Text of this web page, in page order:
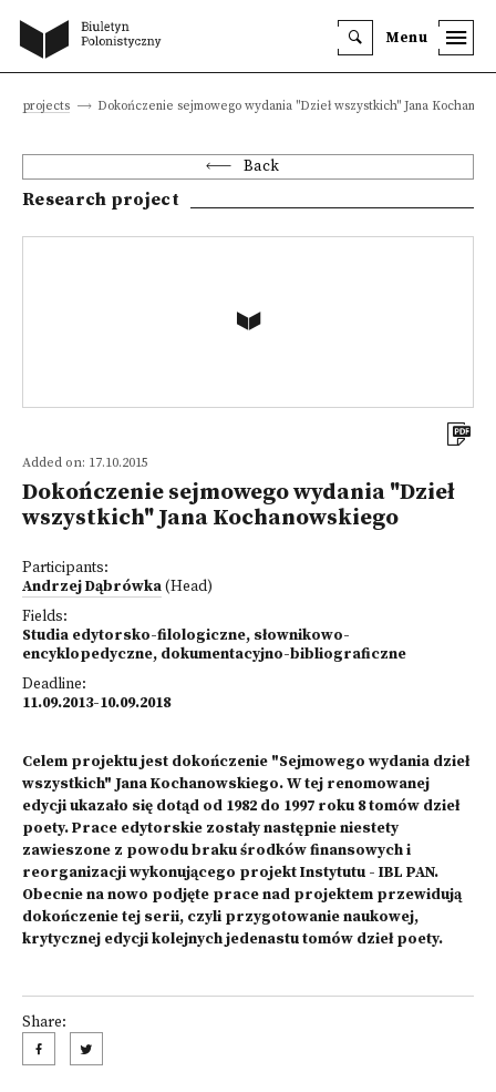
Menu
projects Dokończenie sejmowego wydania "Dzieł wszystkich" Jana
Back
Research project
Added on: 17.10.2015
Dokończenie sejmowego wydania "Dzieł
wszystkich" Jana Kochanowskiego
Participants:
Andrzej Dąbrówka(Head)
Fields:
Studia edytorsko-filologiczne, słownikowo-
encyklopedyczne, dokumentacyjno-bibliograficzne
Deadline:
11.09.2013-10.09.2018
Celem projektu jest dokończenie "Sejmowego wydania dzieł
wszystkich" Jana Kochanowskiego. W tej renomowanej
edycji ukazało się dotąd od 1982 do 1997 roku 8 tomów dzieł
poety. Prace edytorskie zostały następnie niestety
zawieszone z powodu braku środków finansowych i
reorganizacji wykonującego projekt Instytutu - IBL PAN.
Obecnie na nowo podjęte prace nad projektem przewidują
dokończenie tej serii, czyli przygotowanie naukowej,
krytycznej edycji kolejnych jedenastu tomów dzieł poety.
Share: